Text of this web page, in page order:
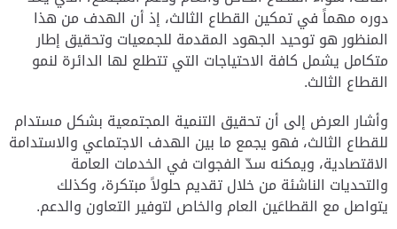
دوره مهماً في تمكين القطاع الثالث، إذ أن الهدف من هذا
المنظور هو توحيد الجهود المقدمة للجمعيات وتحقيق إطار
متكامل يشمل كافة الاحتياجات التي تتطلع لها الدائرة لنمو
القطاع الثالث.
وأشار العرض إلى أن تحقيق التنمية المجتمعية بشكل مستدام
للقطاع الثالث، فهو يجمع ما بين الهدف الاجتماعي والاستدامة
الاقتصادية، ويمكنه سدّ الفجوات في الخدمات العامة
والتحديات الناشئة من خلال تقديم حلولاً مبتكرة، وكذلك
يتواصل مع القطاعَين العام والخاص لتوفير التعاون والدعم.